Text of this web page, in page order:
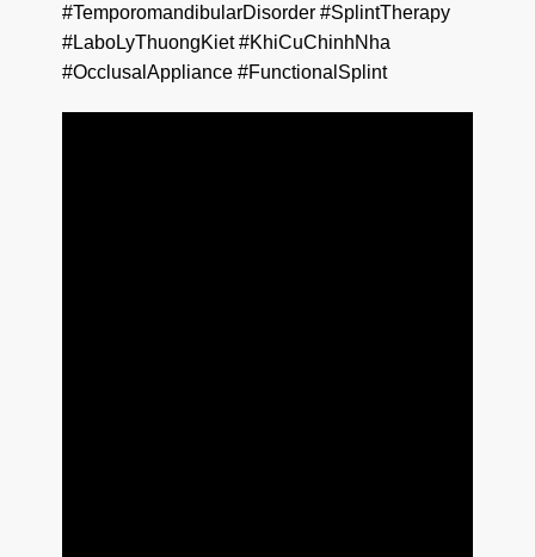
#TemporomandibularDisorder #SplintTherapy
#LaboLyThuongKiet #KhiCuChinhNha
#OcclusalAppliance #FunctionalSplint